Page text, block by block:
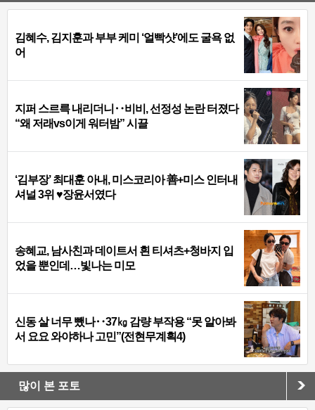
김혜수, 김지훈과 부부 케미 ‘얼빡샷’에도 굴욕 없
어
지퍼 스르륵 내리더니‥비비, 선정성 논란 터졌다
“왜 저래vs이게 워터밤” 시끌
‘김부장’ 최대훈 아내, 미스코리아 善+미스 인터내
셔널 3위 ♥장윤서였다
송혜교, 남사친과 데이트서 흰 티셔츠+청바지 입
었을 뿐인데…빛나는 미모
신동 살 너무 뺐나‥37㎏ 감량 부작용 “못 알아봐
서 요요 와야하나 고민”(전현무계획4)
많이 본 포토